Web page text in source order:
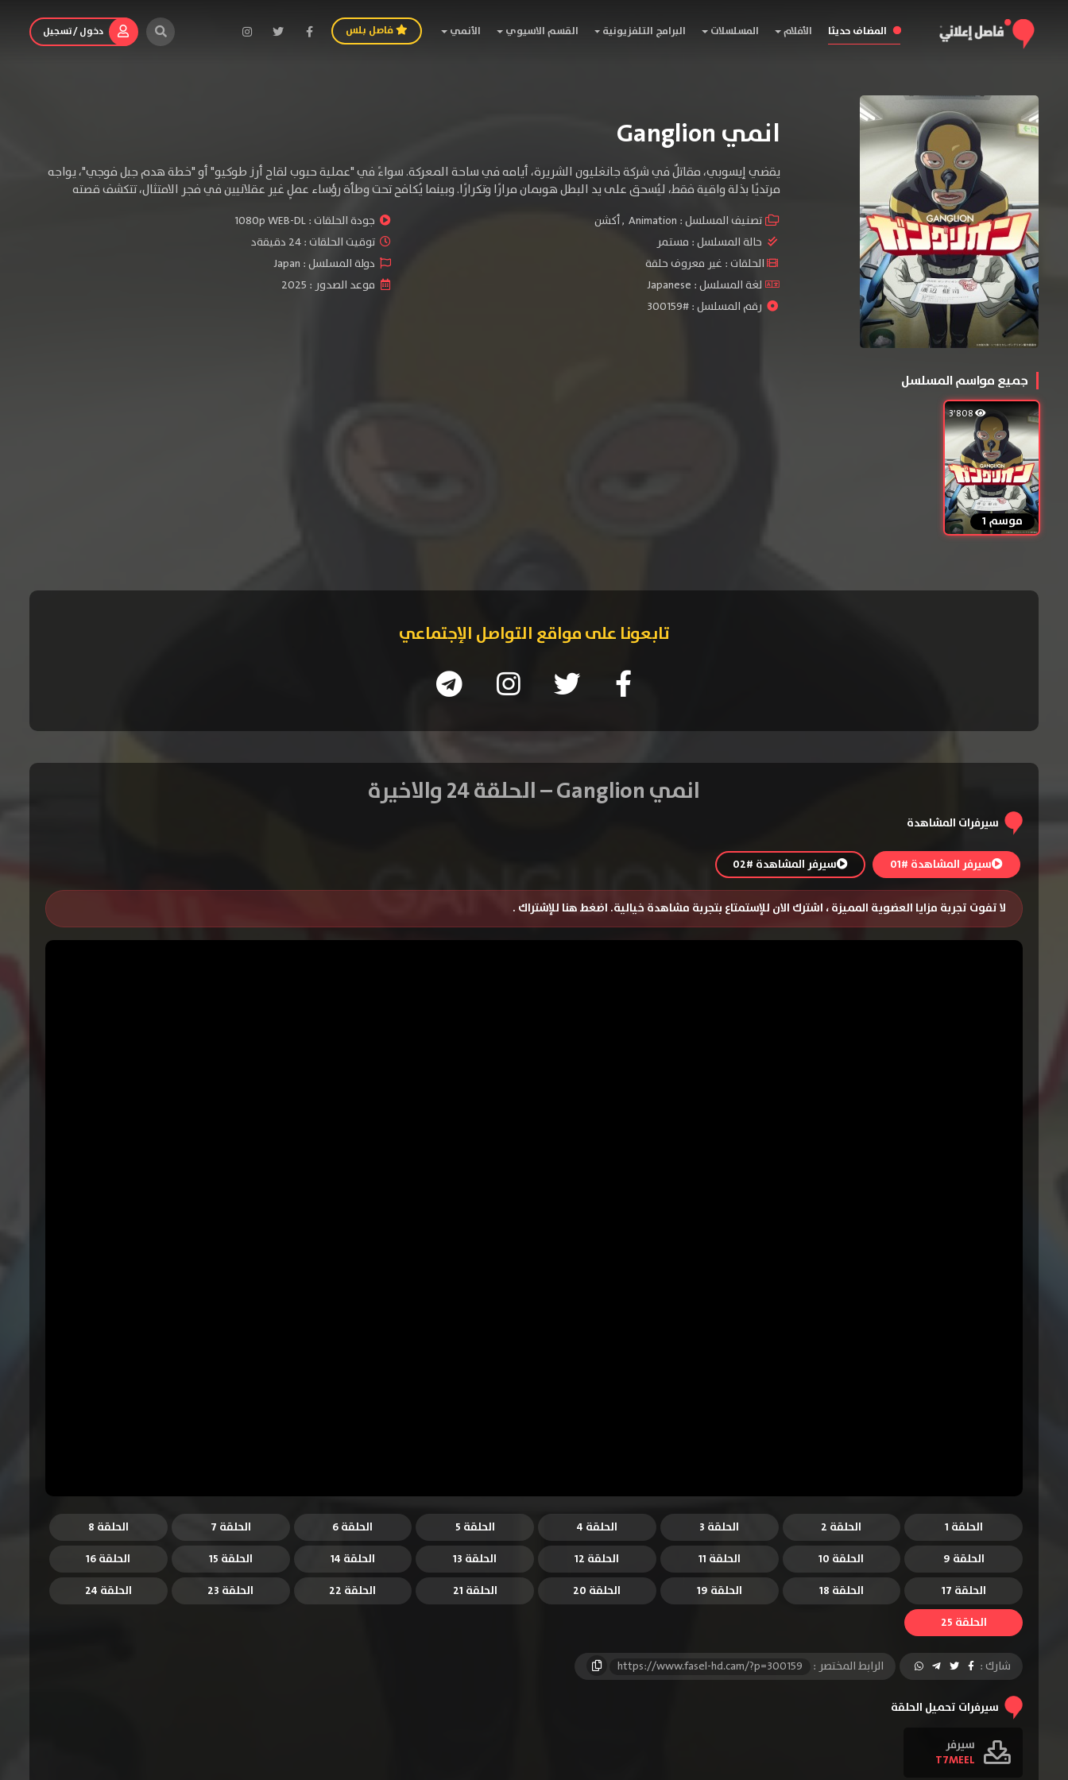
المضاف حديثا الأفلام المسلسلات البرامج التلفزيونية القسم الاسيوي الأنمي فاصل بلس دخول / تسجيل
انمي Ganglion
يقضي إيسوبي، مقاتلٌ في شركة جانغليون الشريرة، أيامه في ساحة المعركة. سواءً في "عملية حبوب لقاح أرز طوكيو" أو "خطة هدم جبل فوجي"، يواجه
مرتديًا بذلة واقية فقط، ليُسحق على يد البطل هوبمان مرارًا وتكرارًا. وبينما يُكافح تحت وطأة رؤساء عملٍ غير عقلانيين في فجر الامتثال، تتكشف قصته
تصنيف المسلسل : Animation
,أكشن جودة الحلقات :1080p WEB-DL
حالة المسلسل : مستمر
توقيت الحلقات : 24 دقيقةد
الحلقات : غير معروف حلقة
دولة المسلسل : Japan
لغة المسلسل : Japanese
موعد الصدور : 2025
رقم المسلسل : #300159
جميع مواسم المسلسل
3٬808
موسم 1
تابعونا على مواقع التواصل الإجتماعي
انمي Ganglion – الحلقة 24 والاخيرة
سيرفرات المشاهدة
سيرفر المشاهدة #01 سيرفر المشاهدة #02
لا تفوت تجربة مزايا العضوية المميزة ، اشترك الان للإستمتاع بتجربة مشاهدة خيالية. اضغط هنا للإشتراك .
الحلقة 1 الحلقة 2 الحلقة 3 الحلقة 4 الحلقة 5 الحلقة 6 الحلقة 7
الحلقة 8
الحلقة 9
الحلقة 10 الحلقة 11 الحلقة 12 الحلقة 13 الحلقة 14 الحلقة 15
الحلقة 16
الحلقة 17
الحلقة 18 الحلقة 19 الحلقة 20 الحلقة 21 الحلقة 22 الحلقة 23
الحلقة 24
الحلقة 25
شارك : الرابط المختصر : https://www.fasel-hd.cam/?p=300159
سيرفرات تحميل الحلقة
سيرفر
T7MEEL